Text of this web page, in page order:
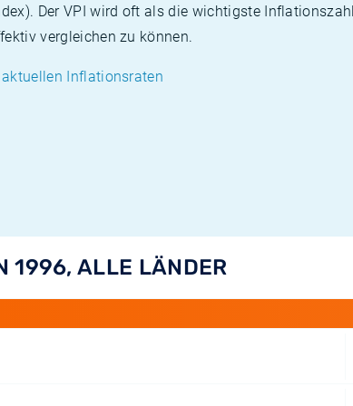
Der VPI wird oft als die wichtigste
vergleichen zu können.
Inflationsraten
1996, ALLE LÄNDER